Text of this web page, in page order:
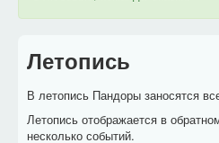
Летопись
В летопись Пандоры заносятся
Летопись отображается в
несколько событий.